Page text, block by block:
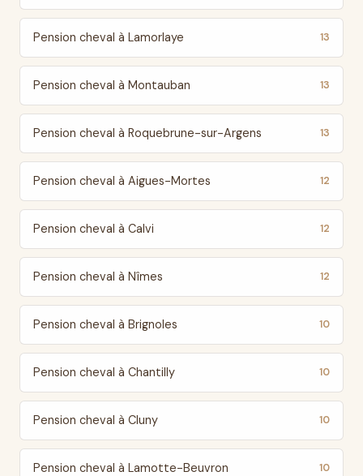
Pension cheval à Lamorlaye 13
Pension cheval à Montauban 13
Pension cheval à Roquebrune-sur-Argens 13
Pension cheval à Aigues-Mortes 12
Pension cheval à Calvi 12
Pension cheval à Nîmes 12
Pension cheval à Brignoles 10
Pension cheval à Chantilly 10
Pension cheval à Cluny 10
Pension cheval à Lamotte-Beuvron 10